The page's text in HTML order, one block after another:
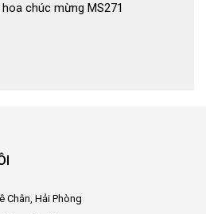
chúc mừng MS271
Chân, Hải Phòng